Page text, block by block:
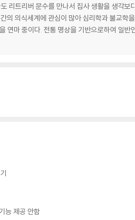
리트리버 문수를 만나서 집사 생활을 생각
의 의식세계에 관심이 많아 심리학과 불교
연마 중이다. 전통 명상을 기반으로하여 일
능 제공 안함